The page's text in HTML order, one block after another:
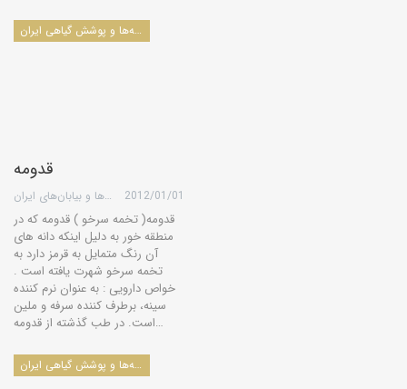
درخت‌ها، درختچه‌ها، بوته‌ها و پوشش گیاهی ایران
قدومه
گروه کویرها و بیابان‌های ایران 2012/01/01
قدومه( تخمه سرخو ) قدومه که در
منطقه خور به دلیل اینکه دانه های
آن رنگ متمایل به قرمز دارد به
تخمه سرخو شهرت یافته است .
خواص دارویی : به عنوان نرم كننده
سینه، برطرف كننده سرفه و ملین
است. در طب گذشته از قدومه…
درخت‌ها، درختچه‌ها، بوته‌ها و پوشش گیاهی ایران